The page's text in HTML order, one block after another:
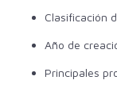
Clasificación
Año de
Principales